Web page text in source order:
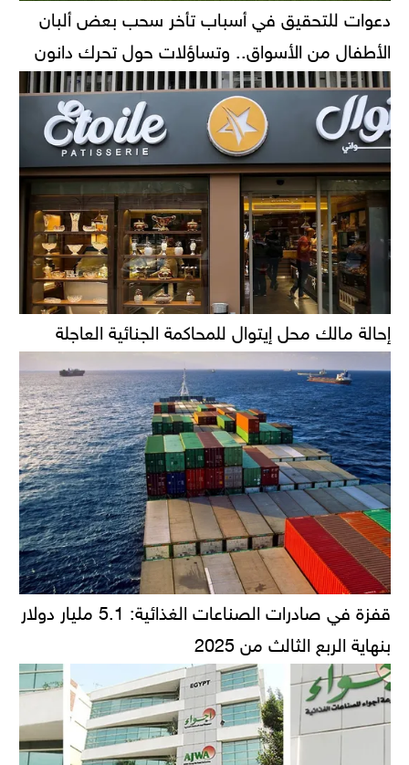
دعوات للتحقيق في أسباب تأخر سحب بعض ألبان
الأطفال من الأسواق.. وتساؤلات حول تحرك دانون
إحالة مالك محل إيتوال للمحاكمة الجنائية العاجلة
قفزة في صادرات الصناعات الغذائية: 5.1 مليار دولار
بنهاية الربع الثالث من 2025